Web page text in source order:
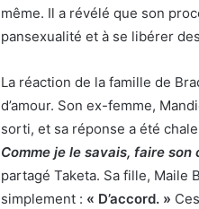
même. Il a révélé que son
pansexualité et à se libérer
La réaction de la famille de
d’amour. Son ex-femme,
sorti, et sa réponse a été
Comme je le savais, faire
partagé Taketa. Sa fille, Maile
simplement : « D’accord. »